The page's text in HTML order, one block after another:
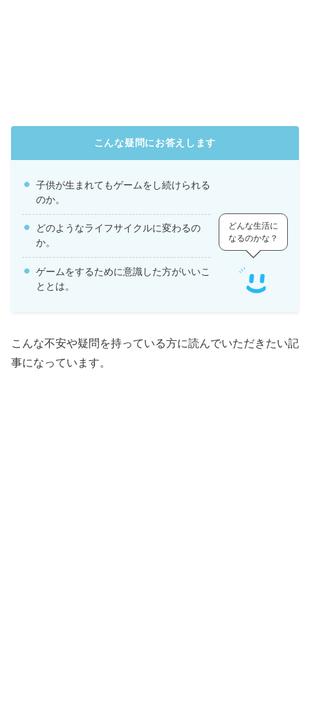
こんな疑問にお答えします
子供が生まれてもゲームをし続けられる
のか。
どのようなライフサイクルに変わるの
か。
ゲームをするために意識した方がいいこ
ととは。
どんな生活に
なるのかな？
こんな不安や疑問を持っている方に読んでいただきたい記
事になっています。